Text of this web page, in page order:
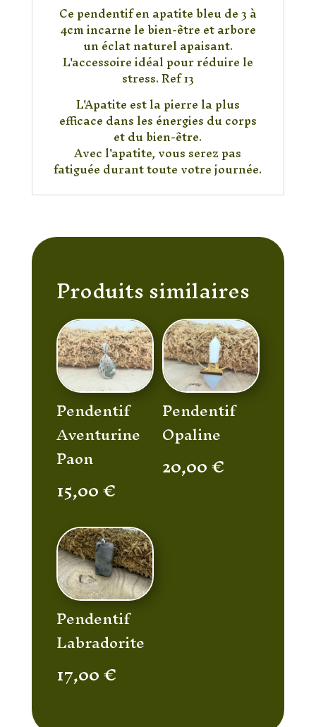
Ce pendentif en apatite bleu de 3 à
4cm incarne le bien-être et arbore
un éclat naturel apaisant.
L'accessoire idéal pour réduire le
stress. Ref 13
L'Apatite est la pierre la plus
efficace dans les énergies du corps
et du bien-être.
Avec l'apatite, vous serez pas
fatiguée durant toute votre journée.
Produits similaires
Pendentif
Aventurine
Paon
15,00€
Pendentif
Opaline
20,00€
Pendentif
Labradorite
17,00€